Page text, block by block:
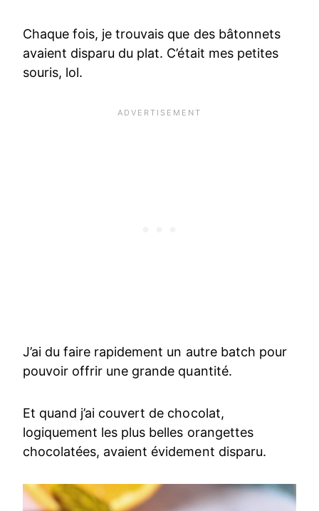
Chaque fois, je trouvais que des bâtonnets
avaient disparu du plat. C’était mes petites
souris, lol.
J’ai du faire rapidement un autre batch pour
pouvoir offrir une grande quantité.
Et quand j’ai couvert de chocolat,
logiquement les plus belles orangettes
chocolatées, avaient évidement disparu.